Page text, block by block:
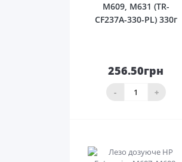
M609, M631 (TR-
CF237A-330-PL) 330г
256.50грн
- +
До
кошика